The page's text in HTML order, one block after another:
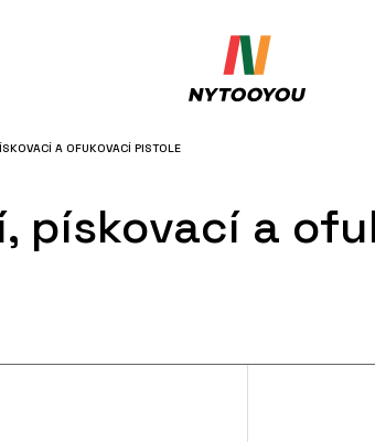
A OFUKOVACÍ PISTOLE
pískovací a